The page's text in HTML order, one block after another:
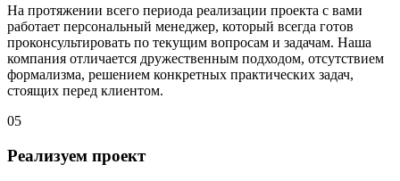
На протяжении всего периода реализации проекта с вами
работает персональный менеджер, который всегда готов
проконсультировать по текущим вопросам и задачам. Наша
компания отличается дружественным подходом, отсутствием
формализма, решением конкретных практических задач,
стоящих перед клиентом.
05
Реализуем проект